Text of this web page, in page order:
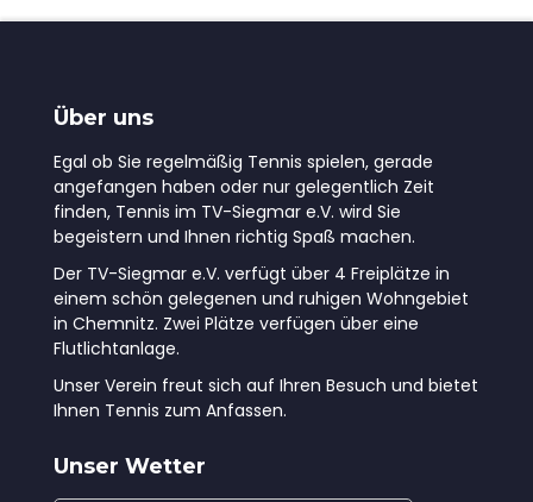
Über uns
Egal ob Sie regelmäßig Tennis spielen, gerade
angefangen haben oder nur gelegentlich Zeit
finden, Tennis im TV-Siegmar e.V. wird Sie
begeistern und Ihnen richtig Spaß machen.
Der TV-Siegmar e.V. verfügt über 4 Freiplätze in
einem schön gelegenen und ruhigen Wohngebiet
in Chemnitz. Zwei Plätze verfügen über eine
Flutlichtanlage.
Unser Verein freut sich auf Ihren Besuch und bietet
Ihnen Tennis zum Anfassen.
Unser Wetter